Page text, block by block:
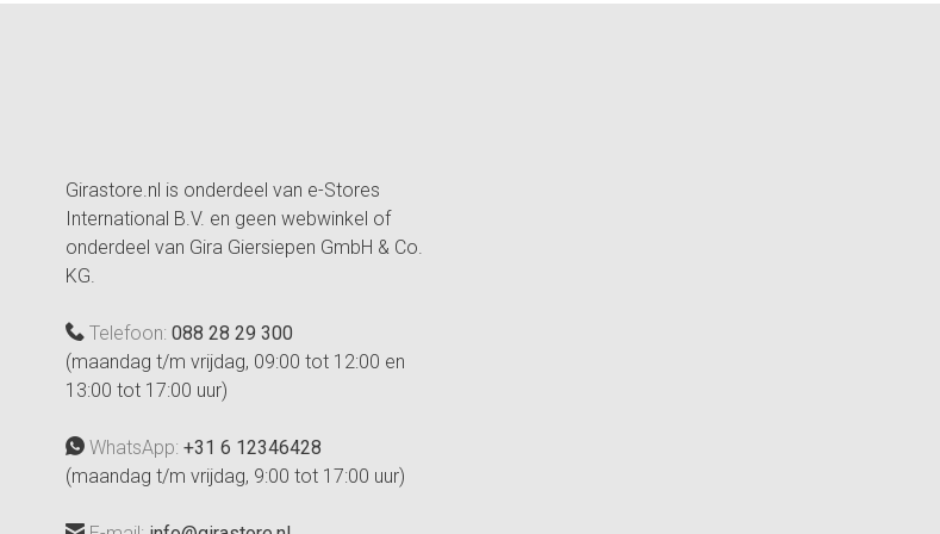
Girastore.nl is onderdeel van e-Stores
International B.V. en geen webwinkel of
onderdeel van Gira Giersiepen GmbH & Co.
KG.
Telefoon: 088 28 29 300
(maandag t/m vrijdag, 09:00 tot 12:00 en
13:00 tot 17:00 uur)
WhatsApp: +31 6 12346428
(maandag t/m vrijdag, 9:00 tot 17:00 uur)